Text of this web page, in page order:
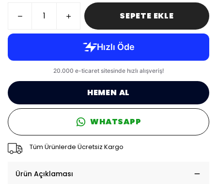
SEPETE EKLE
HEMEN AL
WHATSAPP
Tüm Ürünlerde Ücretsiz Kargo
Ürün Açıklaması